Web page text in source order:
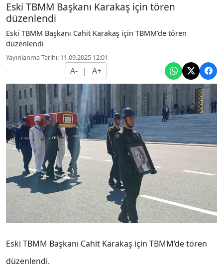
Eski TBMM Başkanı Karakaş için tören
düzenlendi
Eski TBMM Başkanı Cahit Karakaş için TBMM’de tören
düzenlendi
Yayınlanma Tarihi: 11.09.2025 12:01
A- | A+
Eski TBMM Başkanı Cahit Karakaş için TBMM’de tören
düzenlendi.